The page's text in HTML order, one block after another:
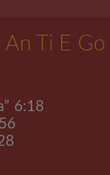
An Ti E
6:18